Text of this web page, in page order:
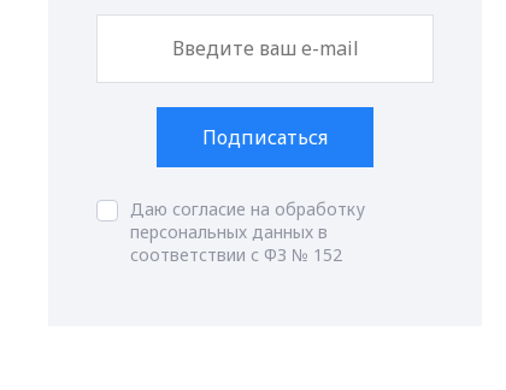
Подписаться
Даю согласие на обработку
персональных данных в
соответствии с ФЗ № 152